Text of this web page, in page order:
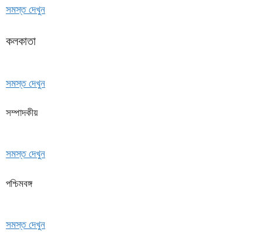
সমস্ত দেখুন
কলকাতা
সমস্ত দেখুন
সম্পাদকীয়
সমস্ত দেখুন
পশ্চিমবঙ্গ
সমস্ত দেখুন